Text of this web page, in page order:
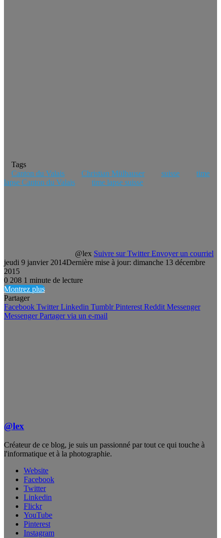
Tags
Canton du Valais
Christian Mülhauser suisse
time
lapse Canton du Valais
time lapse suisse
@lex Suivre sur Twitter Envoyer un courriel
jeudi 9 janvier 2014Dernière mise à jour: dimanche 13 décembre
2015
0 208 1 minute de lecture
Montrez plus
Partager
Facebook Twitter Linkedin Tumblr Pinterest Reddit Messenger
Messenger Partager via un e-mail
@lex
Créateur de ce blog, je suis un passionné par tout ce qui touche à
l'informatique et à la photographie.
Website
Facebook
Twitter
Linkedin
Flickr
YouTube
Pinterest
Instagram